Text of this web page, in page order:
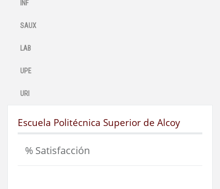
INF
SAUX
LAB
UPE
URI
Escuela Politécnica Superior de Alcoy
% Satisfacción